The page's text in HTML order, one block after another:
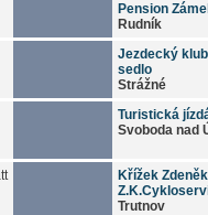
Pension
Rudník
Jezdecký
sedlo
Strážné
Turistická
Svoboda nad
Křížek
Trutnov